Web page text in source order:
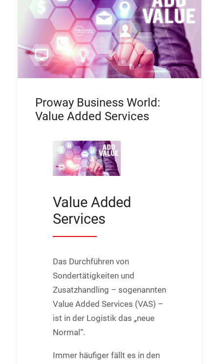
Proway Business World:
Value Added Services
Value Added
Services
Das Durchführen von
Sondertätigkeiten und
Zusatzhandling – sogenannten
Value Added Services (VAS) –
ist in der Logistik das „neue
Normal“.
Immer häufiger fällt es in den